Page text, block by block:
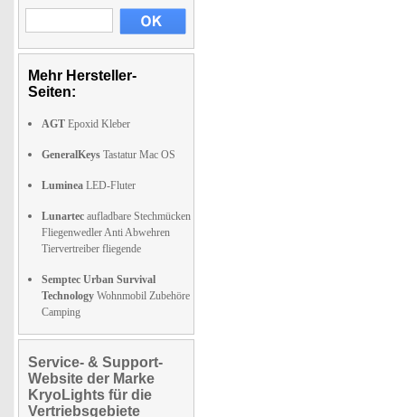
Mehr Hersteller-
Seiten:
AGT Epoxid Kleber
GeneralKeys Tastatur Mac OS
Luminea LED-Fluter
Lunartec aufladbare Stechmücken
Fliegenwedler Anti Abwehren
Tiervertreiber fliegende
Semptec Urban Survival
Technology Wohnmobil Zubehöre
Camping
Service- & Support-
Website der Marke
KryoLights für die
Vertriebsgebiete